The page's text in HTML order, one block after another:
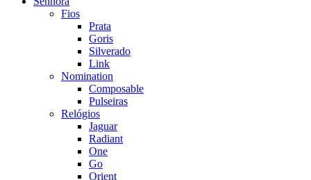
Fios
Prata
Goris
Silverado
Link
Nomination
Composable
Pulseiras
Relógios
Jaguar
Radiant
One
Go
Orient